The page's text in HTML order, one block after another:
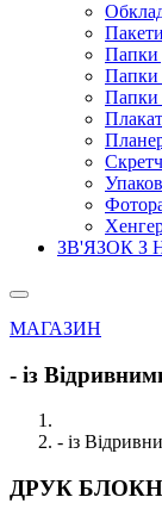
Папки
Папки
Папки
ЗВ'ЯЗОК З
МАГАЗИН
- із
- із
ДРУК